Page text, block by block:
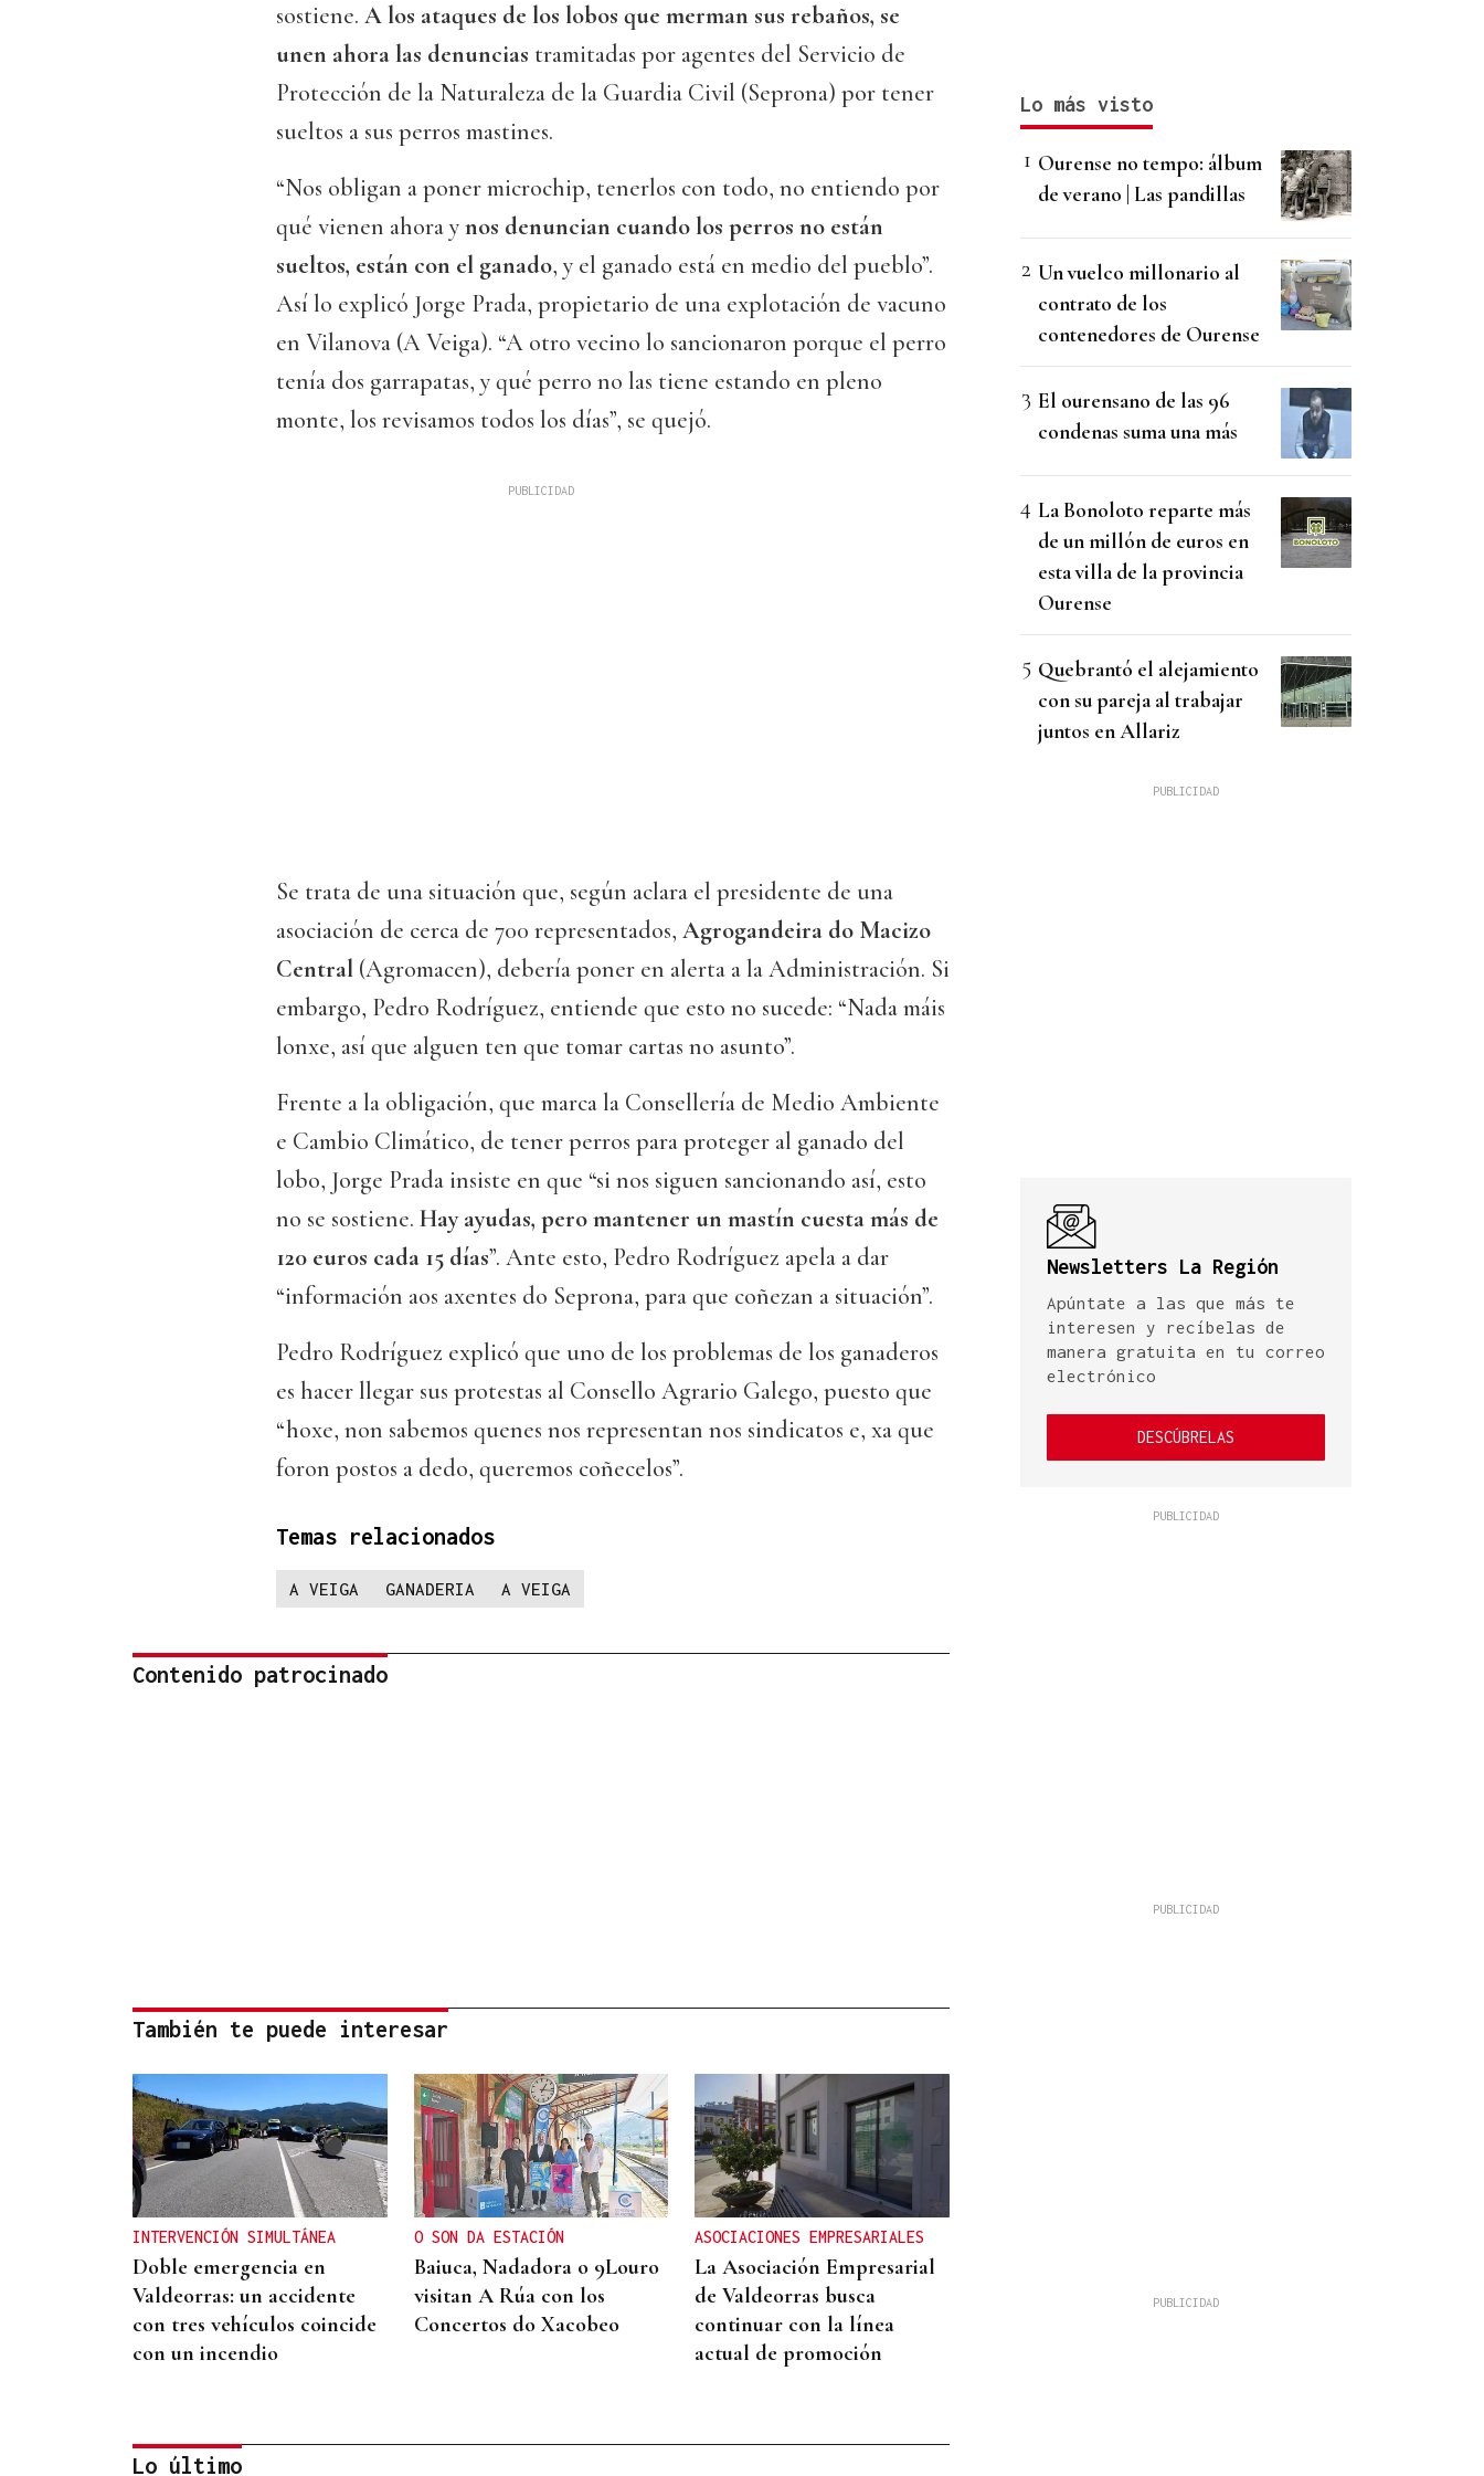
sostiene. A los ataques de los lobos que merman sus rebaños, se
unen ahora las denuncias tramitadas por agentes del Servicio de
Protección de la Naturaleza de la Guardia Civil (Seprona) por tener
sueltos a sus perros mastines.
“Nos obligan a poner microchip, tenerlos con todo, no entiendo por
qué vienen ahora ynos denuncian cuando los perros no están
sueltos, están con el ganado, y el ganado está en medio del pueblo”.
Así lo explicó Jorge Prada, propietario de una explotación de vacuno
en Vilanova (A Veiga). “A otro vecino lo sancionaron porque el perro
tenía dos garrapatas, y qué perro no las tiene estando en pleno
monte, los revisamos todos los días”, se quejó.
Se trata de una situación que, según aclara el presidente de una
asociación de cerca de 700 representados, Agrogandeira do Macizo
Central (Agromacen), debería poner en alerta a la Administración. Si
embargo, Pedro Rodríguez, entiende que esto no sucede: “Nada máis
lonxe, así que alguen ten que tomar cartas no asunto”.
Frente a la obligación, que marca la Consellería de Medio Ambiente
e Cambio Climático, de tener perros para proteger al ganado del
lobo, Jorge Prada insiste en que “si nos siguen sancionando así, esto
no se sostiene. Hay ayudas, pero mantener un mastín cuesta más de
120 euros cada 15 días”. Ante esto, Pedro Rodríguez apela a dar
“información aos axentes do Seprona, para que coñezan a situación”.
Pedro Rodríguez explicó que uno de los problemas de los ganaderos
es hacer llegar sus protestas al Consello Agrario Galego, puesto que
“hoxe, non sabemos quenes nos representan nos sindicatos e, xa que
foron postos a dedo, queremos coñecelos”.
Temas relacionados
A VEIGA GANADERIA A VEIGA
Contenido patrocinado
También te puede interesar
INTERVENCIÓN SIMULTÁNEA
Doble emergencia en
Valdeorras: un accidente
con tres vehículos coincide
con un incendio
O SON DA ESTACIÓN
Baiuca, Nadadora o 9Louro
visitan A Rúa con los
Concertos do Xacobeo
ASOCIACIONES EMPRESARIALES
La Asociación Empresarial
de Valdeorras busca
continuar con la línea
actual de promoción
Lo último
Lo más visto
Ourense no tempo: álbum
de verano | Las pandillas
Un vuelco millonario al
contrato de los
contenedores de Ourense
El ourensano de las 96
condenas suma una más
La Bonoloto reparte más
de un millón de euros en
esta villa de la provincia
Ourense
Quebrantó el alejamiento
con su pareja al trabajar
juntos en Allariz
Newsletters La Región
Apúntate a las que más te
interesen y recíbelas de
manera gratuita en tu correo
electrónico
DESCÚBRELAS